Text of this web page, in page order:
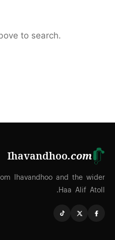
to search.
Ihavandhoo.com
Ihavandhoo and the wider
Haa Alif Atoll.